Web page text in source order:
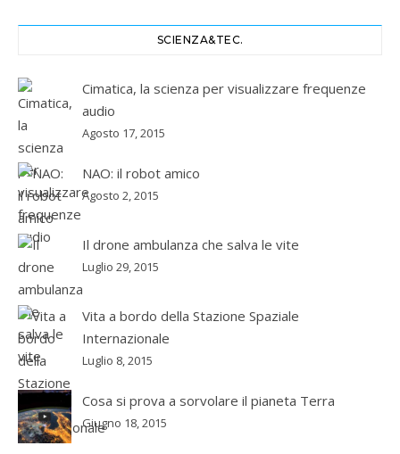
SCIENZA&TEC.
Cimatica, la scienza per visualizzare frequenze
audio
Agosto 17, 2015
NAO: il robot amico
Agosto 2, 2015
Il drone ambulanza che salva le vite
Luglio 29, 2015
Vita a bordo della Stazione Spaziale
Internazionale
Luglio 8, 2015
Cosa si prova a sorvolare il pianeta Terra
Giugno 18, 2015